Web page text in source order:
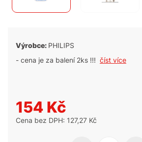
Výrobce: PHILIPS
- cena je za balení 2ks !!! číst více
154 Kč
Cena bez DPH: 127,27 Kč